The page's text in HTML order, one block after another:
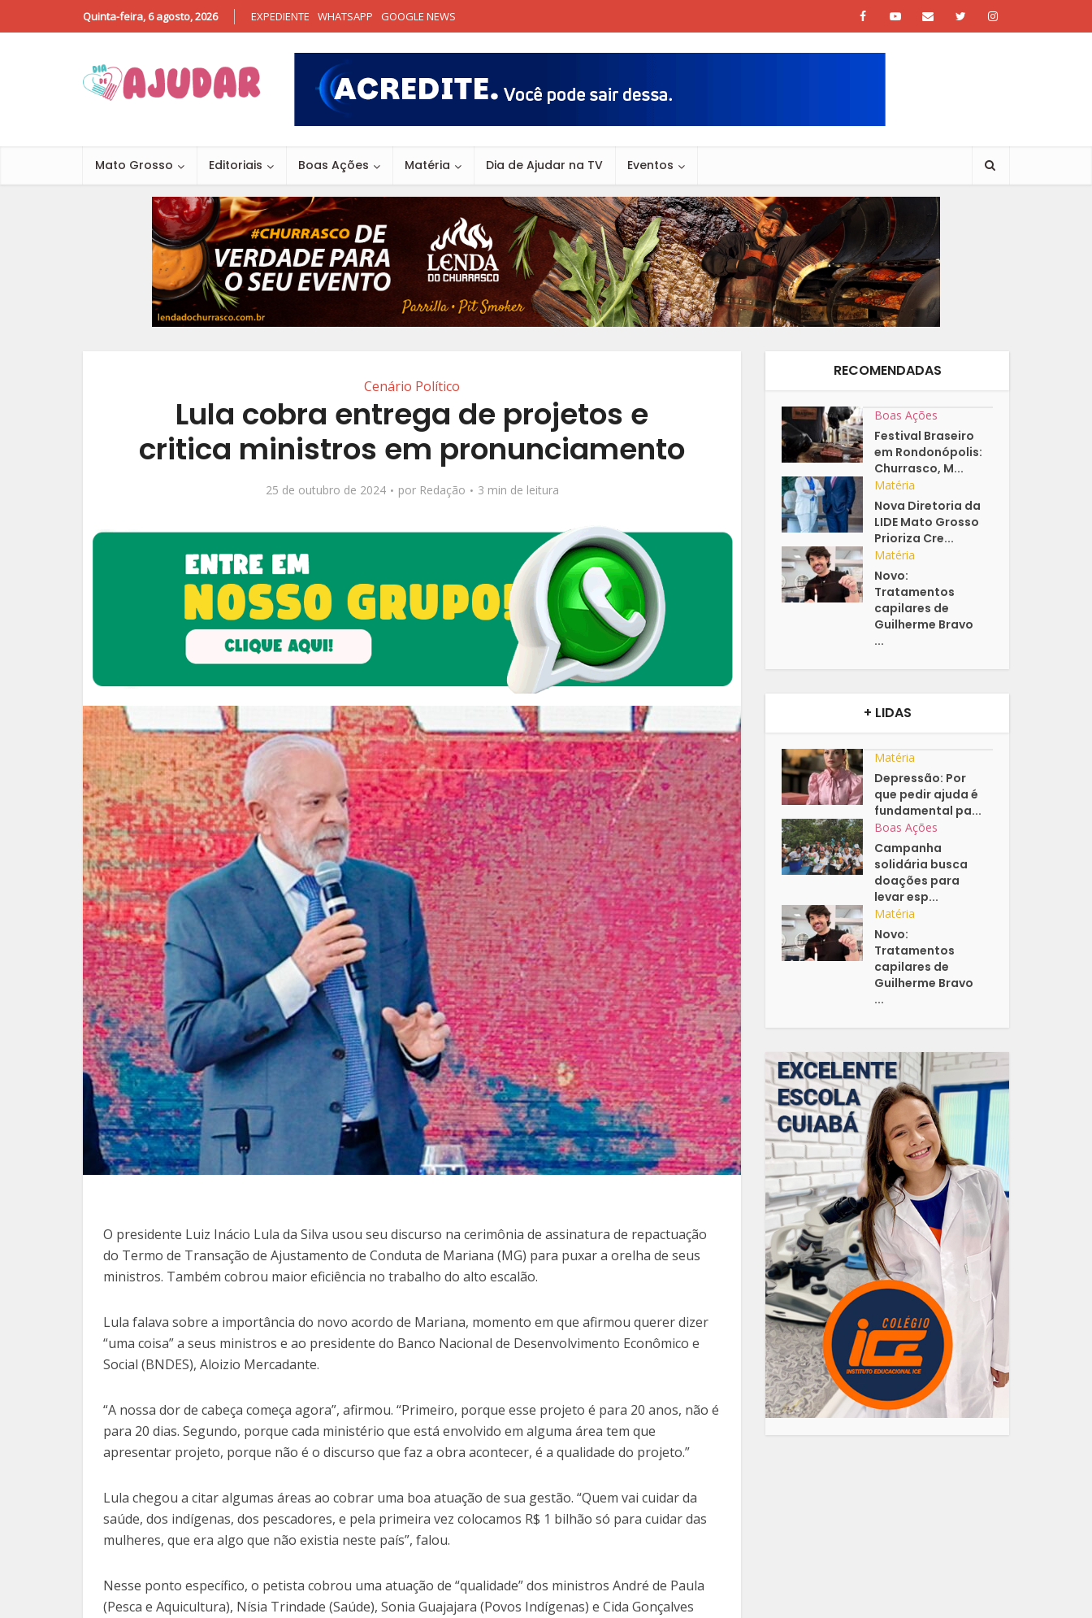
Quinta-feira, 6 agosto, 2026 EXPEDIENTE WHATSAPP GOOGLE NEWS
Mato Grosso Editoriais Boas Ações Matéria Dia de Ajudar na TV Eventos
Cenário Político
Lula cobra entrega de projetos e
critica ministros em pronunciamento
25 de outubro de 2024 por Redação 3 min de leitura
O presidente Luiz Inácio Lula da Silva usou seu discurso na cerimônia de assinatura de repactuação
do Termo de Transação de Ajustamento de Conduta de Mariana (MG) para puxar a orelha de seus
ministros. Também cobrou maior eficiência no trabalho do alto escalão.
Lula falava sobre a importância do novo acordo de Mariana, momento em que afirmou querer dizer
“uma coisa” a seus ministros e ao presidente do Banco Nacional de Desenvolvimento Econômico e
Social (BNDES), Aloizio Mercadante.
“A nossa dor de cabeça começa agora”, afirmou. “Primeiro, porque esse projeto é para 20 anos, não é
para 20 dias. Segundo, porque cada ministério que está envolvido em alguma área tem que
apresentar projeto, porque não é o discurso que faz a obra acontecer, é a qualidade do projeto.”
Lula chegou a citar algumas áreas ao cobrar uma boa atuação de sua gestão. “Quem vai cuidar da
saúde, dos indígenas, dos pescadores, e pela primeira vez colocamos R$ 1 bilhão só para cuidar das
mulheres, que era algo que não existia neste país”, falou.
Nesse ponto específico, o petista cobrou uma atuação de “qualidade” dos ministros André de Paula
(Pesca e Aquicultura), Nísia Trindade (Saúde), Sonia Guajajara (Povos Indígenas) e Cida Gonçalves
RECOMENDADAS
Boas Ações
Festival Braseiro
em Rondonópolis:
Churrasco, M...
Matéria
Nova Diretoria da
LIDE Mato Grosso
Prioriza Cre...
Matéria
Novo:
Tratamentos
capilares de
Guilherme Bravo
...
+ LIDAS
Matéria
Depressão: Por
que pedir ajuda é
fundamental pa...
Boas Ações
Campanha
solidária busca
doações para
levar esp...
Matéria
Novo:
Tratamentos
capilares de
Guilherme Bravo
...